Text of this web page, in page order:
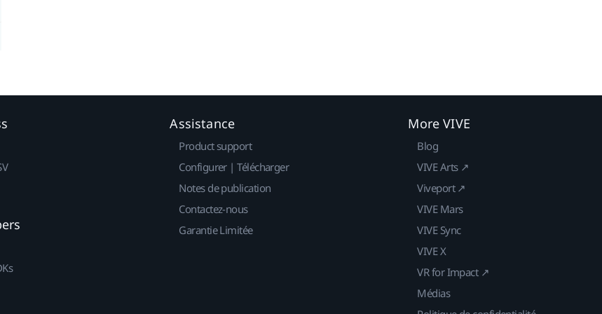
Assistance
Product support
Configurer | Télécharger
Notes de publication
Contactez-nous
Garantie Limitée
More VIVE
Blog
VIVE Arts ↗
Viveport ↗
VIVE Mars
VIVE Sync
VIVE X
VR for Impact ↗
Médias